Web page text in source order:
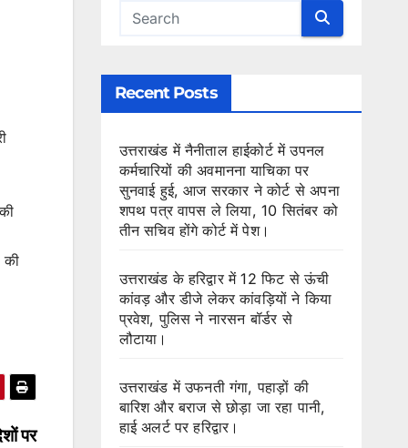
की
पर
Recent Posts
उत्तराखंड में नैनीताल हाईकोर्ट में उपनल
कर्मचारियों की अवमानना याचिका पर
सुनवाई हुई, आज सरकार ने कोर्ट से अपना
शपथ पत्र वापस ले लिया, 10 सितंबर को
तीन सचिव होंगे कोर्ट में पेश।
उत्तराखंड के हरिद्वार में 12 फिट से ऊंची
कांवड़ और डीजे लेकर कांवड़ियों ने किया
प्रवेश, पुलिस ने नारसन बॉर्डर से
लौटाया।
उत्तराखंड में उफनती गंगा, पहाड़ों की
बारिश और बराज से छोड़ा जा रहा पानी,
हाई अलर्ट पर हरिद्वार।